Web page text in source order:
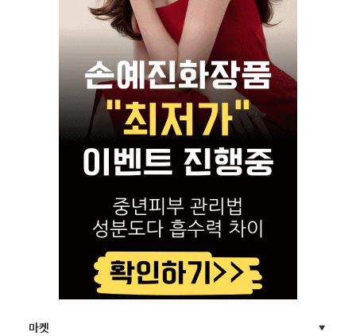
마켓